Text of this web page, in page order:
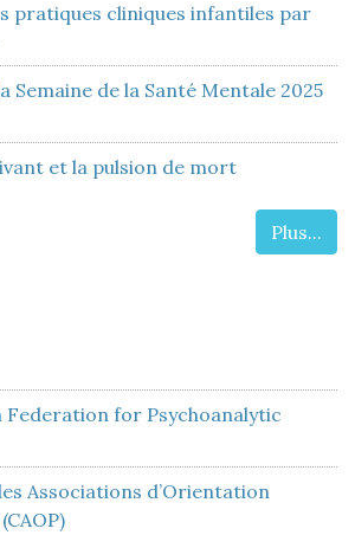
pratiques cliniques infantiles par
Semaine de la Santé Mentale 2025
et la pulsion de mort
Plus...
Federation for Psychoanalytic
Associations d’Orientation